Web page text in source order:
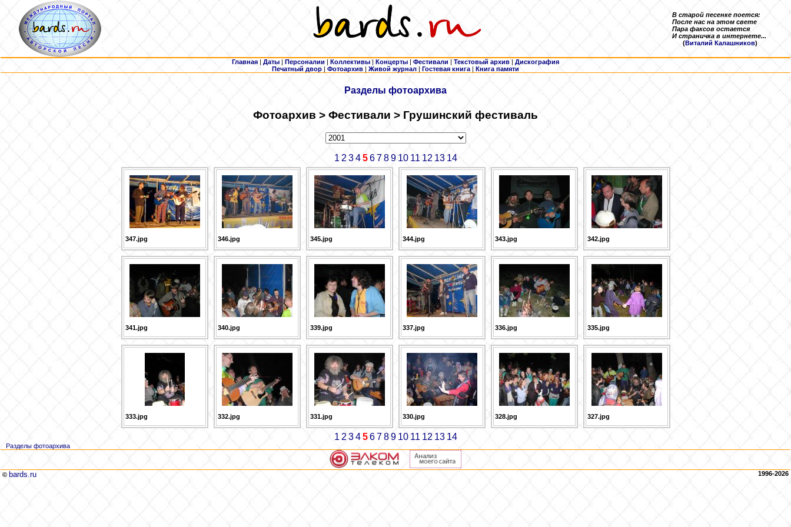
В старой песенке поется:
После нас на этом свете
Пара факсов остается
И страничка в интернете...
(Виталий Калашников)
Главная | Даты | Персоналии | Коллективы | Концерты | Фестивали | Текстовый архив | Дискография
Печатный двор | Фотоархив | Живой журнал |Гостевая книга | Книга памяти
Разделы фотоархива
Фотоархив > Фестивали > Грушинский фестиваль
1 2 3 4 5 6 7 8 9 10 11 12 13 14
347.jpg 346.jpg 345.jpg 344.jpg 343.jpg 342.jpg
341.jpg 340.jpg 339.jpg 337.jpg 336.jpg 335.jpg
333.jpg 332.jpg 331.jpg 330.jpg 328.jpg 327.jpg
1 2 3 4 5 6 7 8 9 10 11 12 13 14
Разделы фотоархива
© bards.ru 1996-2026